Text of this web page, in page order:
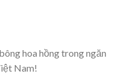
hoa hồng trong ngăn
Nam!